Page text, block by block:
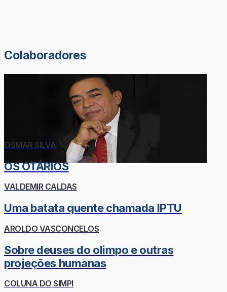
Colaboradores
OSMAR SILVA
OS OTÁRIOS
VALDEMIR CALDAS
Uma batata quente chamada IPTU
AROLDO VASCONCELOS
Sobre deuses do olimpo e outras
projeções humanas
COLUNA DO SIMPI